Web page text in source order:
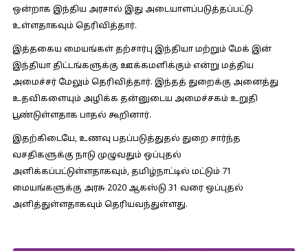
ஒன்றாக இந்திய அரசால் இது அடையாளப்படுத்தப்பட்டு
உள்ளதாகவும் தெரிவித்தார்.
இத்தகைய மையங்கள் தற்சார்பு இந்தியா மற்றும் மேக் இன்
இந்தியா திட்டங்களுக்கு ஊக்கமளிக்கும் என்று மத்திய
அமைச்சர் மேலும் தெரிவித்தார். இந்தத் துறைக்கு அனைத்து
உதவிகளையும் அழிக்க தன்னுடைய அமைச்சகம் உறுதி
பூண்டுள்ளதாக பாதல் கூறினார்.
இதற்கிடையே, உணவு பதப்படுத்துதல் துறை சார்ந்த
வசதிகளுக்கு நாடு முழுவதும் ஒப்புதல்
அளிக்கப்பட்டுள்ளதாகவும், தமிழ்நாட்டில் மட்டும் 71
மையங்களுக்கு அரசு 2020 ஆகஸ்டு 31 வரை ஒப்புதல்
அளித்துள்ளதாகவும் தெரியவந்துள்ளது.